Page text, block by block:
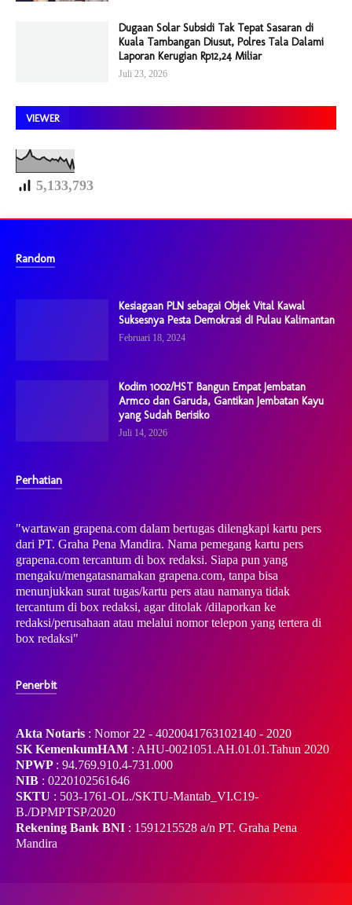
Dugaan Solar Subsidi Tak Tepat Sasaran di
Kuala Tambangan Diusut, Polres Tala Dalami
Laporan Kerugian Rp12,24 Miliar
Juli 23, 2026
VIEWER
5,133,793
Random
Kesiagaan PLN sebagai Objek Vital Kawal
Suksesnya Pesta Demokrasi dI Pulau Kalimantan
Februari 18, 2024
Kodim 1002/HST Bangun Empat Jembatan
Armco dan Garuda, Gantikan Jembatan Kayu
yang Sudah Berisiko
Juli 14, 2026
Perhatian
"wartawan grapena.com dalam bertugas dilengkapi kartu pers
dari PT. Graha Pena Mandira. Nama pemegang kartu pers
grapena.com tercantum di box redaksi. Siapa pun yang
mengaku/mengatasnamakan grapena.com, tanpa bisa
menunjukkan surat tugas/kartu pers atau namanya tidak
tercantum di box redaksi, agar ditolak /dilaporkan ke
redaksi/perusahaan atau melalui nomor telepon yang tertera di
box redaksi"
Penerbit
Akta Notaris : Nomor 22 - 4020041763102140 - 2020
SK KemenkumHAM : AHU-0021051.AH.01.01.Tahun 2020
NPWP : 94.769.910.4-731.000
NIB : 0220102561646
SKTU : 503-1761-OL./SKTU-Mantab_VI.C19-
B./DPMPTSP/2020
Rekening Bank BNI : 1591215528 a/n PT. Graha Pena
Mandira